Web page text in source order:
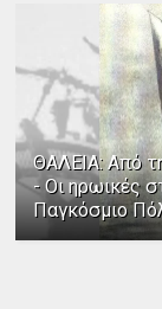
ΘΑΛΕΙΑ: Από
- Οι ηρωικές
Παγκόσμιο